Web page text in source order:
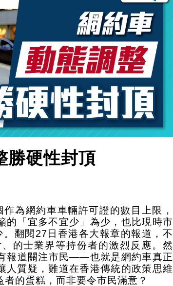
勝硬性封頂
為網約車車輛許可證的數目上限，
的「宜多不宜少」為少，也比現時市
翻閱27日香港各大報章的報道，不
的士業界等持份者的激烈反應。然
報道關注市民——也就是網約車真正
質疑，難道在香港傳統的政策思維
的蛋糕，而非要令市民滿意？